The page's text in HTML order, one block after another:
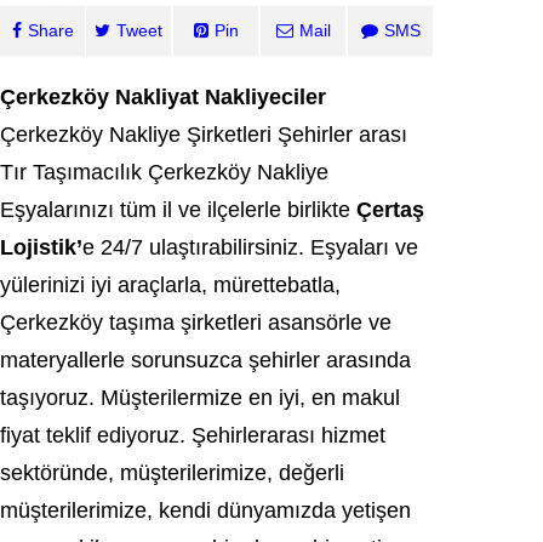
Share Tweet Pin Mail SMS
Çerkezköy Nakliyat Nakliyeciler
Çerkezköy Nakliye Şirketleri Şehirler arası
Tır Taşımacılık Çerkezköy Nakliye
Eşyalarınızı tüm il ve ilçelerle birlikte Çertaş
Lojistik’e 24/7 ulaştırabilirsiniz. Eşyaları ve
yülerinizi iyi araçlarla, mürettebatla,
Çerkezköy taşıma şirketleri asansörle ve
materyallerle sorunsuzca şehirler arasında
taşıyoruz. Müşterilermize en iyi, en makul
fiyat teklif ediyoruz. Şehirlerarası hizmet
sektöründe, müşterilerimize, değerli
müşterilerimize, kendi dünyamızda yetişen